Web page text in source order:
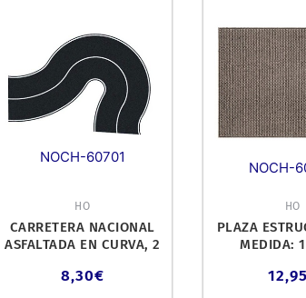
NOCH-60701
HO
CARRETERA NACIONAL
ASFALTADA EN CURVA, 2
8,30€
NOCH-
HO
PLAZA
MEDIDA:
12,95